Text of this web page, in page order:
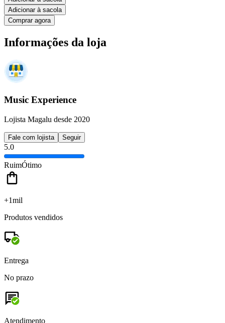
Adicionar à sacola
Comprar agora
Informações da loja
Music Experience
Lojista Magalu desde 2020
Fale com lojista Seguir
5.0
RuimÓtimo
+1mil
Produtos vendidos
Entrega
No prazo
Atendimento